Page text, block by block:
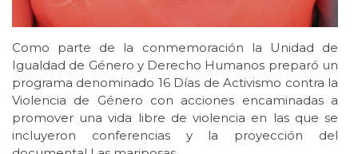
Como parte de la conmemoración la Unidad de
Igualdad de Género y Derecho Humanos preparó un
programa denominado 16 Días de Activismo contra la
Violencia de Género con acciones encaminadas a
promover una vida libre de violencia en las que se
incluyeron conferencias y la proyección del